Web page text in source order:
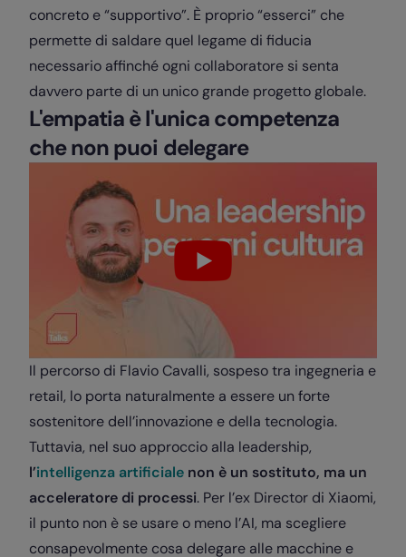
concreto e “supportivo”. È proprio “esserci” che
permette di saldare quel legame di fiducia
necessario affinché ogni collaboratore si senta
davvero parte di un unico grande progetto globale.
L'empatia è l'unica competenza
che non puoi delegare
Il percorso di Flavio Cavalli, sospeso tra ingegneria e
retail, lo porta naturalmente a essere un forte
sostenitore dell’innovazione e della tecnologia.
Tuttavia, nel suo approccio alla leadership,
l’intelligenza artificiale non è un sostituto, ma un
acceleratore di processi. Per l’ex Director di Xiaomi,
il punto non è se usare o meno l’AI, ma scegliere
consapevolmente cosa delegare alle macchine e